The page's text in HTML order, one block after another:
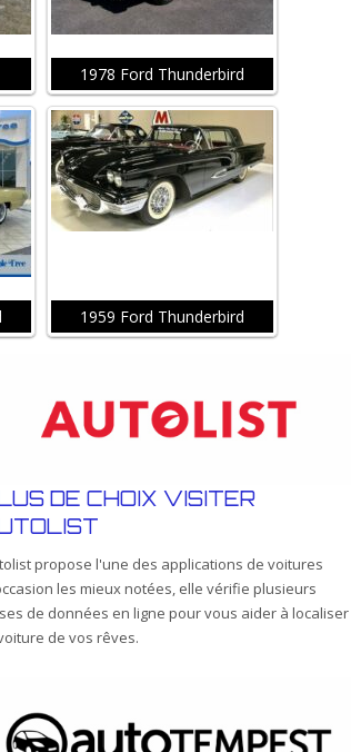
1978 Ford Thunderbird
1959 Ford Thunderbird
DE CHOIX VISITER
propose l'une des applications de voitures
les mieux notées, elle vérifie plusieurs
de données en ligne pour vous aider à localiser
de vos rêves.